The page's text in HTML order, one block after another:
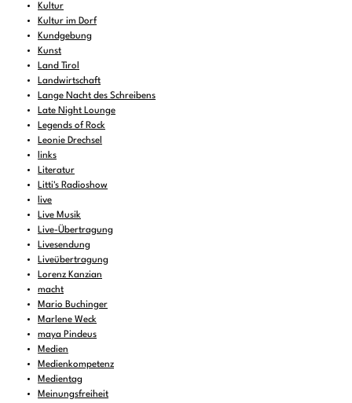
Kultur
Kultur im Dorf
Kundgebung
Kunst
Land Tirol
Landwirtschaft
Lange Nacht des Schreibens
Late Night Lounge
Legends of Rock
Leonie Drechsel
links
Literatur
Litti's Radioshow
live
Live Musik
Live-Übertragung
Livesendung
Liveübertragung
Lorenz Kanzian
macht
Mario Buchinger
Marlene Weck
maya Pindeus
Medien
Medienkompetenz
Medientag
Meinungsfreiheit